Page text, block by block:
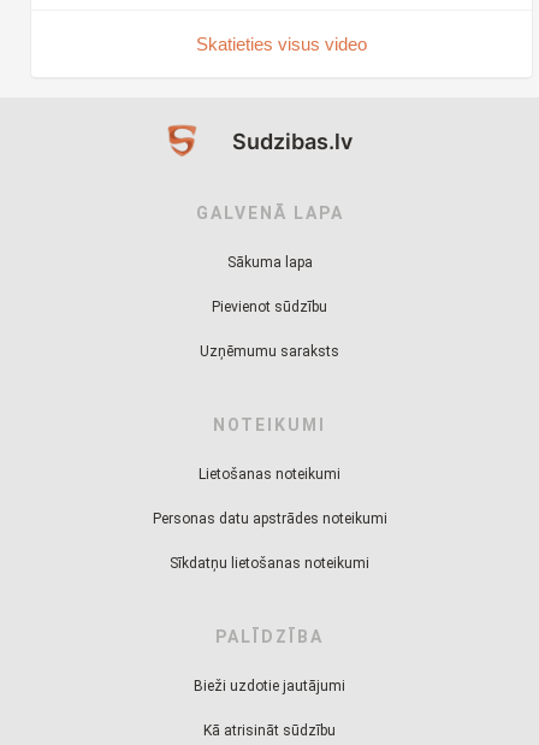
Skatieties visus video
Sudzibas.lv
GALVENĀ LAPA
Sākuma lapa
Pievienot sūdzību
Uzņēmumu saraksts
NOTEIKUMI
Lietošanas noteikumi
Personas datu apstrādes noteikumi
Sīkdatņu lietošanas noteikumi
PALĪDZĪBA
Bieži uzdotie jautājumi
Kā atrisināt sūdzību